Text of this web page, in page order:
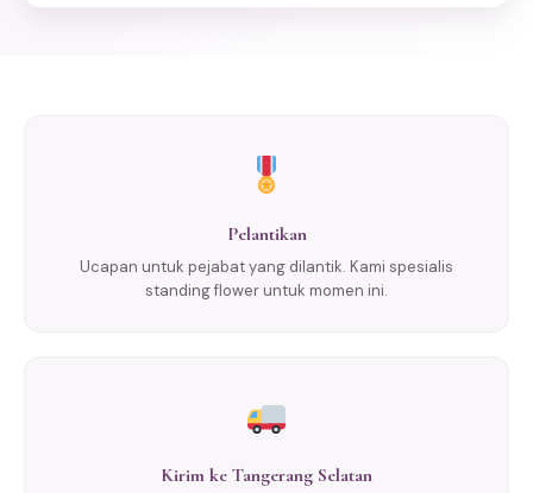
Pelantikan
Ucapan untuk pejabat yang dilantik. Kami spesialis
standing flower untuk momen ini.
Kirim ke Tangerang Selatan